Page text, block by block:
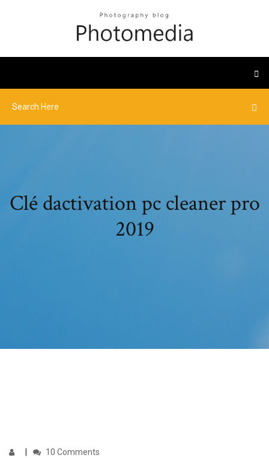
Clé dactivation pc cleaner pro
2019
10 Comments